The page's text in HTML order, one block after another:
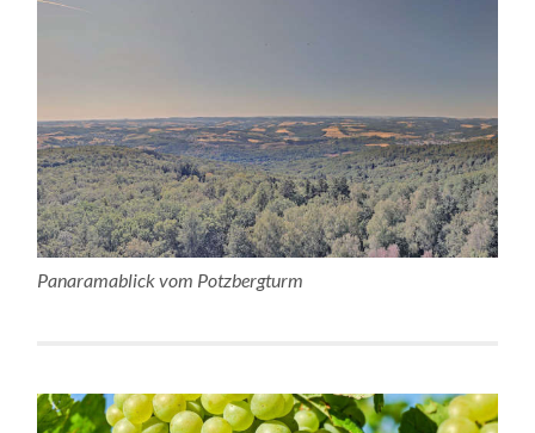
Panaramablick vom Potzbergturm